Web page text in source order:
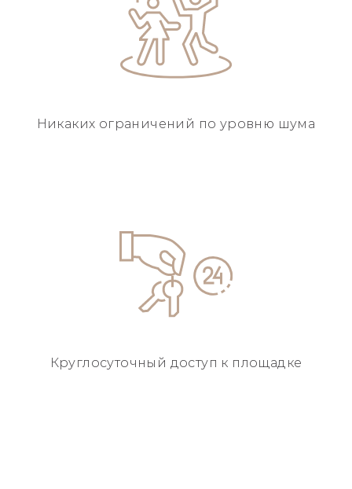
Никаких ограничений по уровню шума
Круглосуточный доступ к площадке